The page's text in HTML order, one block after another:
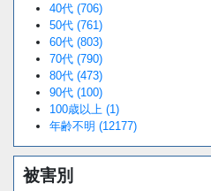
40代 (706)
50代 (761)
60代 (803)
70代 (790)
80代 (473)
90代 (100)
100歳以上 (1)
年齢不明 (12177)
被害別